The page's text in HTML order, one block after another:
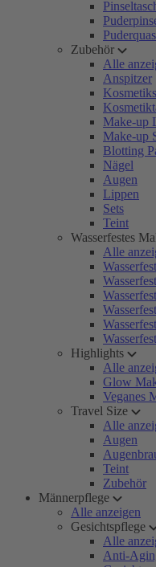
Zubehör
Alle
Anspitzer
Make-up
Make-up
Blotting
Nägel
Augen
Lippen
Sets
Teint
Wasserfestes
Alle
Highlights
Alle
Glow
Veganes
Travel Size
Alle
Augen
Teint
Zubehör
Männerpflege
Alle anzeigen
Gesichtspflege
Alle
Anti-